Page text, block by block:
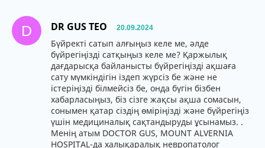
D DR GUS TEO 20.09.2024
Бүйректі сатып алғыңыз келе ме, әлде
бүйрегіңізді сатқыңыз келе ме? Қаржылық
дағдарысқа байланысты бүйрегіңізді ақшаға
сату мүмкіндігін іздеп жүрсіз бе және не
істеріңізді білмейсіз бе, онда бүгін бізбен
хабарласыңыз, біз сізге жақсы ақша сомасын,
сонымен қатар сіздің өміріңізді және бүйрегіңіз
үшін медициналық сақтандыруды ұсынамыз. .
Менің атым DOCTOR GUS, MOUNT ALVERNIA
HOSPITAL-да халықаралық невропатолог